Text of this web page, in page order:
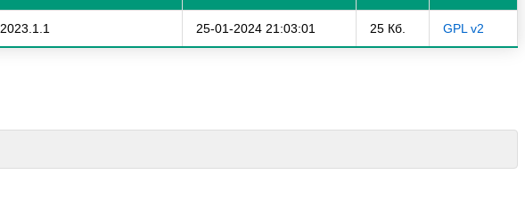
2023.1.1 25-01-2024 21:03:01 25 Кб. GPL v2